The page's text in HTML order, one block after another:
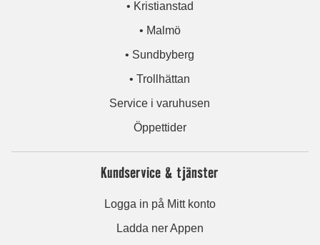
• Kristianstad
• Malmö
• Sundbyberg
• Trollhättan
Service i varuhusen
Öppettider
Kundservice & tjänster
Logga in på Mitt konto
Ladda ner Appen